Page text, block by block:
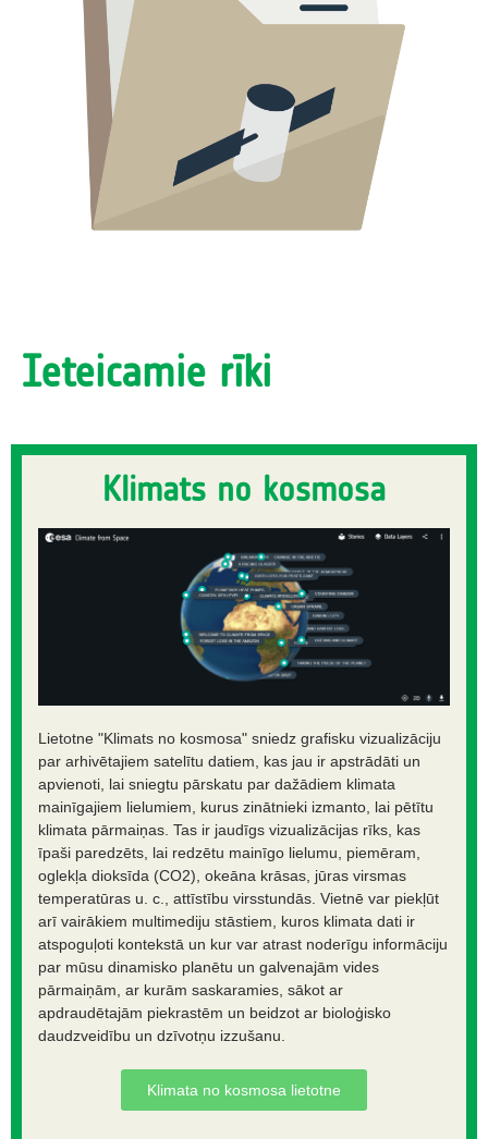
Ieteicamie rīki
Klimats no kosmosa
Lietotne "Klimats no kosmosa" sniedz grafisku vizualizāciju
par arhivētajiem satelītu datiem, kas jau ir apstrādāti un
apvienoti, lai sniegtu pārskatu par dažādiem klimata
mainīgajiem lielumiem, kurus zinātnieki izmanto, lai pētītu
klimata pārmaiņas. Tas ir jaudīgs vizualizācijas rīks, kas
īpaši paredzēts, lai redzētu mainīgo lielumu, piemēram,
oglekļa dioksīda (CO2), okeāna krāsas, jūras virsmas
temperatūras u. c., attīstību virsstundās. Vietnē var piekļūt
arī vairākiem multimediju stāstiem, kuros klimata dati ir
atspoguļoti kontekstā un kur var atrast noderīgu informāciju
par mūsu dinamisko planētu un galvenajām vides
pārmaiņām, ar kurām saskaramies, sākot ar
apdraudētajām piekrastēm un beidzot ar bioloģisko
daudzveidību un dzīvotņu izzušanu.
Klimata no kosmosa lietotne